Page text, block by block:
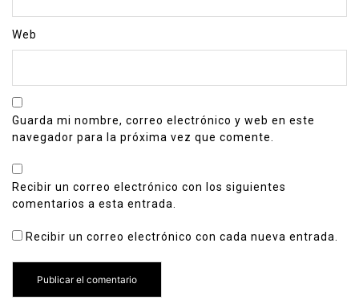
Web
Guarda mi nombre, correo electrónico y web en este
navegador para la próxima vez que comente.
Recibir un correo electrónico con los siguientes
comentarios a esta entrada.
Recibir un correo electrónico con cada nueva entrada.